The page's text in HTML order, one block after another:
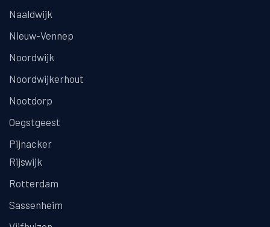
Naaldwijk
Nieuw-Vennep
Noordwijk
Noordwijkerhout
Nootdorp
Oegstgeest
Pijnacker
Rijswijk
Rotterdam
Sassenheim